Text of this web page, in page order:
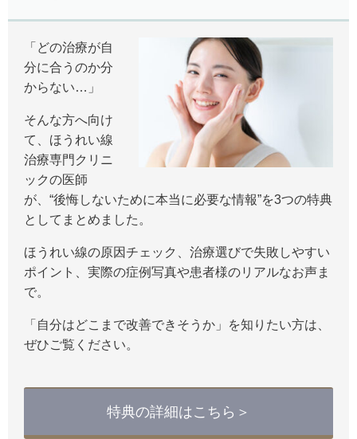
「どの治療が自
分に合うのか分
からない…」
そんな方へ向け
て、ほうれい線
治療専門クリニ
ックの医師
が、“後悔しないために本当に必要な情報”を3つの特典
としてまとめました。
ほうれい線の原因チェック、治療選びで失敗しやすい
ポイント、実際の症例写真や患者様のリアルなお声ま
で。
「自分はどこまで改善できそうか」を知りたい方は、
ぜひご覧ください。
特典の詳細はこちら＞